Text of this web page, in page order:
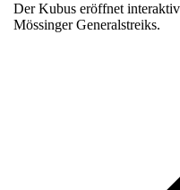
Der Kubus eröffnet
Mössinger Generalstreiks.